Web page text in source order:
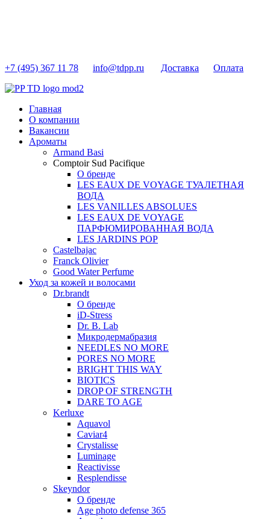
+7 (495) 367 11 78 info@tdpp.ru Доставка Оплата
Главная
О компании
Вакансии
Ароматы
Armand Basi
Comptoir Sud Pacifique
О бренде
LES EAUX DE VOYAGE ТУАЛЕТНАЯ
ВОДА
LES VANILLES ABSOLUES
LES EAUX DE VOYAGE
ПАРФЮМИРОВАННАЯ ВОДА
LES JARDINS POP
Castelbajac
Franck Olivier
Good Water Perfume
Уход за кожей и волосами
Dr.brandt
О бренде
iD-Stress
Dr. B. Lab
Микродермабразия
NEEDLES NO MORE
PORES NO MORE
BRIGHT THIS WAY
BIOTICS
DROP OF STRENGTH
DARE TO AGE
Kerluxe
Aquavol
Caviar4
Crystalisse
Luminage
Reactivisse
Resplendisse
Skeyndor
О бренде
Age photo defense 365